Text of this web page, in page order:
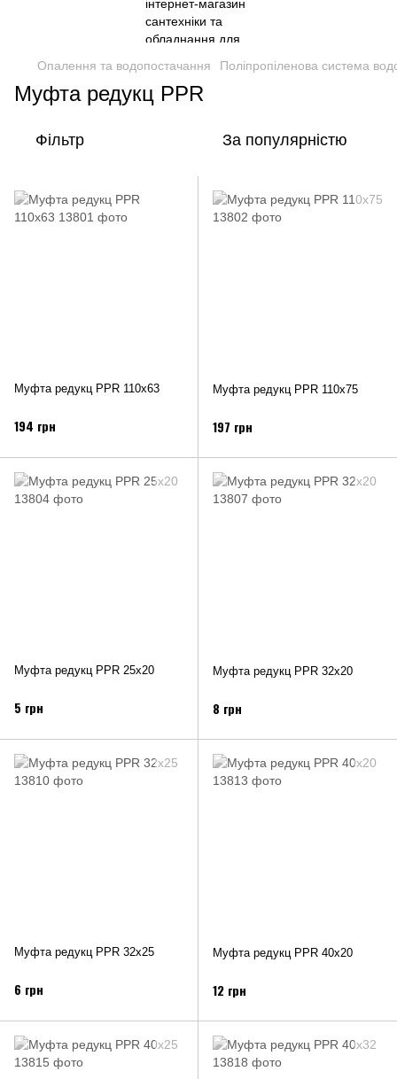
Опалення та водопостачання Поліпропіленова система
Муфта редукц PPR
Фільтр За популярністю
Муфта редукц PPR 110х63
194 грн
Муфта редукц PPR 110х75
197 грн
Муфта редукц PPR 25х20
5 грн
Муфта редукц PPR 32х20
8 грн
Муфта редукц PPR 32х25
6 грн
Муфта редукц PPR 40х20
12 грн